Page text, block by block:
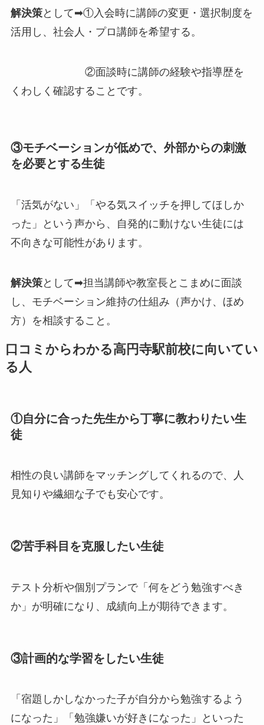
解決策として➡①入会時に講師の変更・選択制度を
活用し、社会人・プロ講師を希望する。
②面談時に講師の経験や指導歴を
くわしく確認することです。
③モチベーションが低めで、外部からの刺激
を必要とする生徒
「活気がない」「やる気スイッチを押してほしか
った」という声から、自発的に動けない生徒には
不向きな可能性があります。
解決策として➡担当講師や教室長とこまめに面談
し、モチベーション維持の仕組み（声かけ、ほめ
方）を相談すること。
口コミからわかる高円寺駅前校に向いてい
る人
①自分に合った先生から丁寧に教わりたい生
徒
相性の良い講師をマッチングしてくれるので、人
見知りや繊細な子でも安心です。
②苦手科目を克服したい生徒
テスト分析や個別プランで「何をどう勉強すべき
か」が明確になり、成績向上が期待できます。
③計画的な学習をしたい生徒
「宿題しかしなかった子が自分から勉強するよう
になった」「勉強嫌いが好きになった」といった